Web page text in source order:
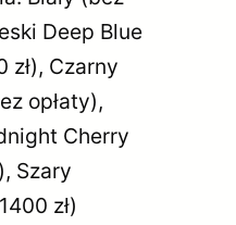
Deep Blue
zł), Czarny
opłaty),
Cherry
Szary
zł)